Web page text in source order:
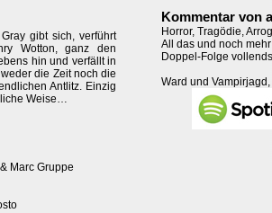
gibt sich, verführt
Wotton, ganz den
hin und verfällt in
die Zeit noch die
Antlitz. Einzig
Weise…
Marc Gruppe
Kommentar von
Horror, Tragödie,
All das und noch
Doppel-Folge
Ward und